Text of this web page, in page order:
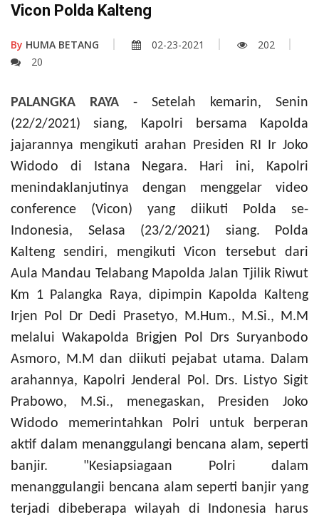
Vicon Polda Kalteng
By HUMA BETANG 02-23-2021
202
20
PALANGKA RAYA - Setelah kemarin, Senin
(22/2/2021) siang, Kapolri bersama Kapolda
jajarannya mengikuti arahan Presiden RI Ir Joko
Widodo di Istana Negara. Hari ini, Kapolri
menindaklanjutinya dengan menggelar video
conference (Vicon) yang diikuti Polda se-
Indonesia, Selasa (23/2/2021) siang. Polda
Kalteng sendiri, mengikuti Vicon tersebut dari
Aula Mandau Telabang Mapolda Jalan Tjilik Riwut
Km 1 Palangka Raya, dipimpin Kapolda Kalteng
Irjen Pol Dr Dedi Prasetyo, M.Hum., M.Si., M.M
melalui Wakapolda Brigjen Pol Drs Suryanbodo
Asmoro, M.M dan diikuti pejabat utama. Dalam
arahannya, Kapolri Jenderal Pol. Drs. Listyo Sigit
Prabowo, M.Si., menegaskan, Presiden Joko
Widodo memerintahkan Polri untuk berperan
aktif dalam menanggulangi bencana alam, seperti
banjir. "Kesiapsiagaan Polri dalam
menanggulangii bencana alam seperti banjir yang
terjadi dibeberapa wilayah di Indonesia harus